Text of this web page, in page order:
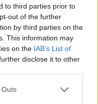
to third parties prior to
out of the further
by third parties on the
This information may
on the IAB’s List of
disclose it to other
Outs